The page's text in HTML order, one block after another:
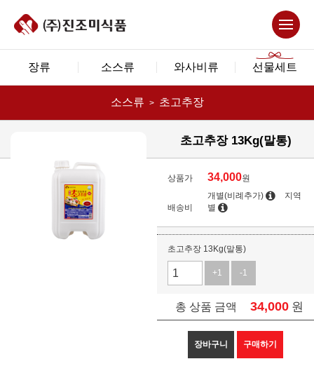
장류 소스류 와사비류 선물세트
소스류 초고추장
초고추장 13Kg(말통)
상품가 34,000원
배송비
개별(비례추가)
지역
별
초고추장 13Kg(말통)
+1 -1
총 상품 금액 34,000 원
장바구니 구매하기